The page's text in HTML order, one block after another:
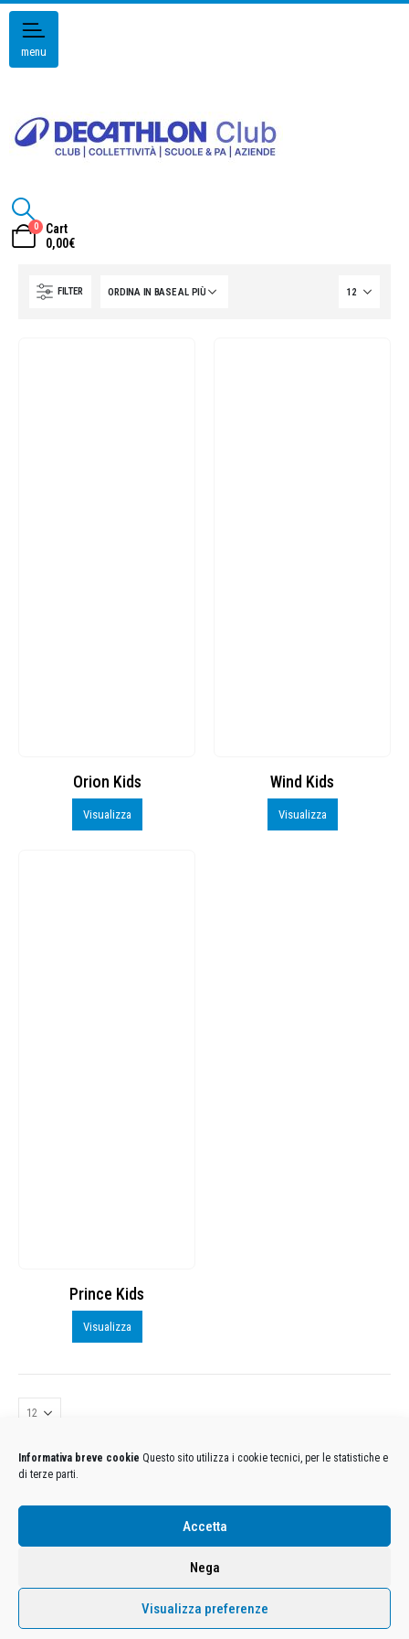
Informativa breve cookie Questo sito utilizza i cookie tecnici, per le statistiche e
di terze parti.
Accetta
Nega
Visualizza preferenze
menu
0
Cart
0,00€
FILTER
Orion Kids
Visualizza
Wind Kids
Visualizza
Prince Kids
Visualizza
Condizioni Generali di Utilizzo-Cookies-Privacy
Euro 12.500.000 i.v. - C.F. e Iscr. Reg. Imp. Monza e Brianza 02137480964 - R.E.A. MB-1370021 -
P.IVA. 11005760159 - Direzione e coordinamento art. 2497 C.C. DECATHLON SA, Villeneuve